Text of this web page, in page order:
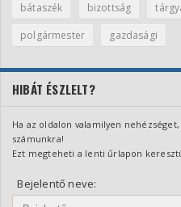
bátaszék
bizottság
polgármester
gazdasági
HIBÁT ÉSZLELT?
Ha az oldalon valamilyen
számunkra!
Ezt megteheti a lenti űrlapon
Bejelentő neve: